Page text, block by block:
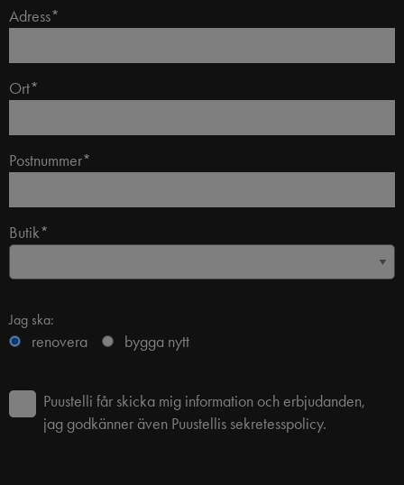
Adress*
Ort*
Postnummer*
Butik*
Jag ska:
renovera bygga nytt
Puustelli får skicka mig information och erbjudanden,
jag godkänner även Puustellis sekretesspolicy.